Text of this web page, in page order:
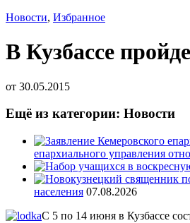
Новости, Избранное
В Кузбассе
от 30.05.2015
Ещё из категории: Новости
епархиального управления
населения 07.08.2026
С 5 по 14 июня в Кузбассе